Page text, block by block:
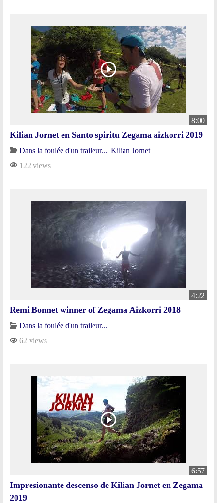
8:00
Kilian Jornet en Santo spiritu Zegama aizkorri 2019
Dans la foulée d'un traileur...
Kilian Jornet
122 views
4:22
Remi Bonnet winner of Zegama Aizkorri 2018
Dans la foulée d'un traileur...
62 views
6:57
Impresionante descenso de Kilian Jornet en Zegama
2019